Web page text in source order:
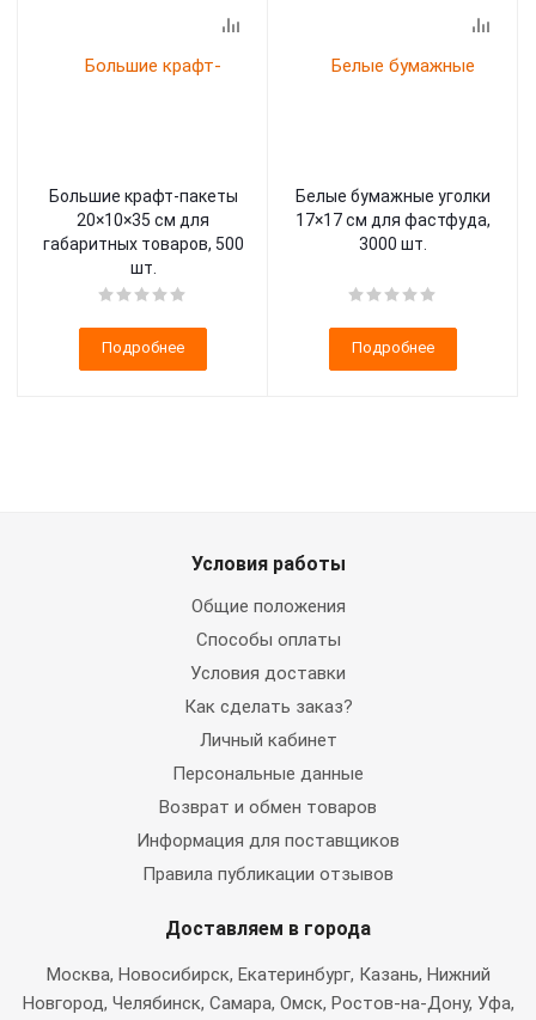
Большие крафт-пакеты
20×10×35 см для
габаритных товаров, 500
шт.
Подробнее
Белые бумажные уголки
17×17 см для фастфуда,
3000 шт.
Подробнее
Условия работы
Общие положения
Способы оплаты
Условия доставки
Как сделать заказ?
Личный кабинет
Персональные данные
Возврат и обмен товаров
Информация для поставщиков
Правила публикации отзывов
Доставляем в города
Москва, Новосибирск, Екатеринбург, Казань, Нижний
Новгород, Челябинск, Самара, Омск, Ростов-на-Дону, Уфа,